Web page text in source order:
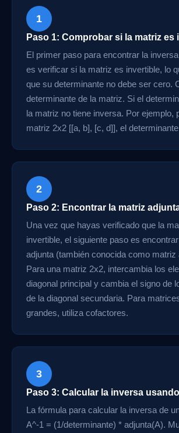
1
Paso 1: Comprobar si la matriz es
El primer paso para encontrar la
es verificar si la matriz es invertible, lo
que su determinante no debe ser cero.
determinante de la matriz. Si el
la matriz no tiene inversa. Por ejemplo,
matriz 2x2 [[a, b], [c, d]], el
2
Paso 2: Encontrar la matriz
Una vez que hayas verificado que la
invertible, el siguiente paso es
adjunta (también conocida como matriz
Para una matriz 2x2, intercambia los
diagonal principal y cambia el signo de
de la diagonal secundaria. Para
grandes, utiliza cofactores.
3
Paso 3: Calcular la inversa
La fórmula para calcular la inversa de
A^-1 = (1/determinante) * adjunta(A).